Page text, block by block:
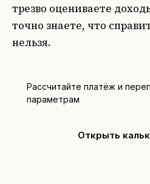
трезво оцениваете
точно знаете, что
нельзя.
Рассчитайте платёж и
параметрам
Открыть